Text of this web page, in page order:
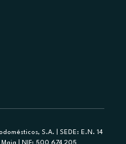
S.A. | SEDE: E.N. 14